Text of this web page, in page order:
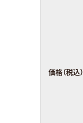
価格（税込）